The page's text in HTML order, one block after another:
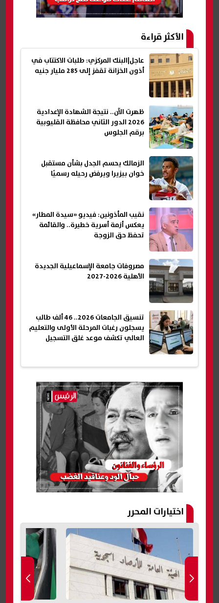
الأكثر قراءة
عاجل|البنك المركزي: طلبات الاكتتاب في
أذون الخزانة تقفز إلى 285 مليار جنيه
ظهرت الآن.. نتيجة الشهادة الإعدادية
2026 الدور الثاني محافظة القليوبية
برقم الجلوس
الزمالك يحسم الجدل بشأن مستقبل
خوان بيزيرا ويرفض رحيله رسميًا
نقيب المأذونين: فيديو «سيدة المطار»
يعكس أزمة أسرية خطيرة.. والقائمة
تحفظ حق الزوجة
مصروفات جامعة الإسماعيلية الجديدة
الأهلية 2026-2027
تنسيق الجامعات 2026.. 46 ألف طالب
يسجلون رغبات المرحلة الأولى والتعليم
العالي تكشف موعد غلق التسجيل
اختيارات المحرر